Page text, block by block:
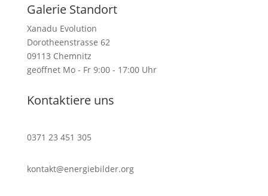
Galerie Standort
Xanadu Evolution
Dorotheenstrasse 62
09113 Chemnitz
geöffnet Mo - Fr 9:00 - 17:00 Uhr
Kontaktiere uns
0371 23 451 305
kontakt@energiebilder.org